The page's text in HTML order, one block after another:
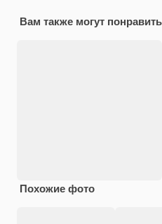
Вам также могут
Похожие фото